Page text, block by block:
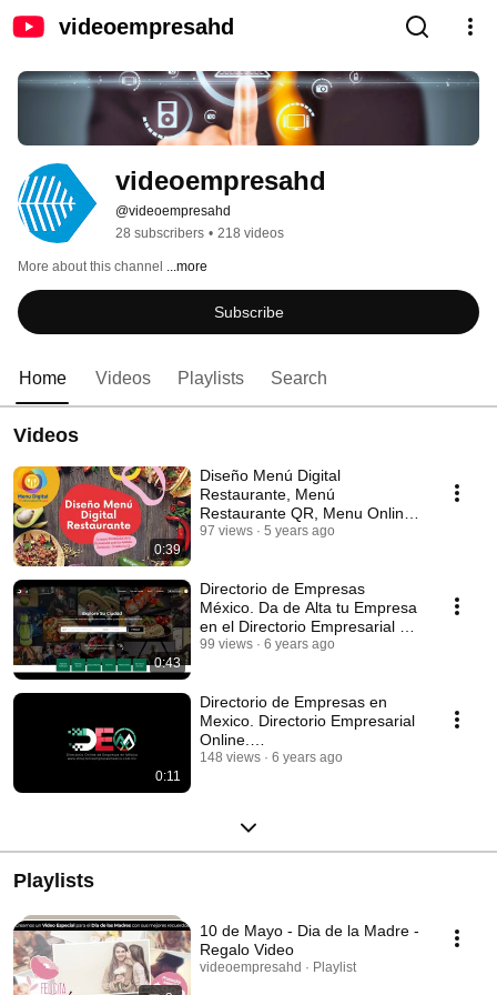
videoempresahd
videoempresahd
@videoempresahd
28 subscribers • 218 videos
More about this channel ...more
Subscribe
Home Videos Playlists Search
Videos
0:39
Diseño Menú Digital
Restaurante, Menú
Restaurante QR, Menu Online
Restaurante, Carta
97 views 5 years ago
0:43
Directorio de Empresas
México. Da de Alta tu Empresa
en el Directorio Empresarial de
México.
99 views 6 years ago
0:11
Directorio de Empresas en
Mexico. Directorio Empresarial
Online.
www.directorioempresasmexico
148 views 6 years ago
Playlists
10 de Mayo - Dia de la Madre -
Regalo Video
videoempresahd · Playlist